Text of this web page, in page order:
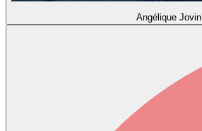
Angélique Jovin